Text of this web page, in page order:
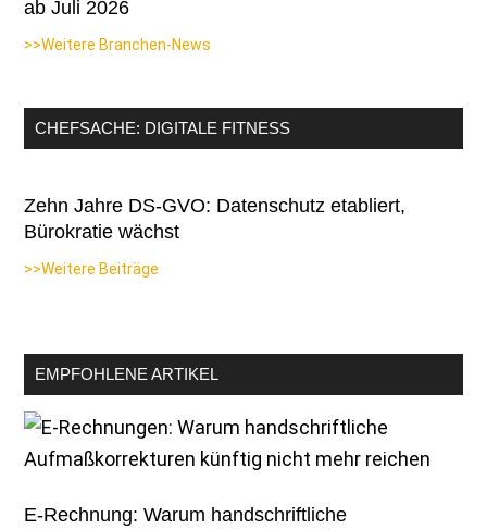
ab Juli 2026
>>Weitere Branchen-News
CHEFSACHE: DIGITALE FITNESS
Zehn Jahre DS-GVO: Datenschutz etabliert,
Bürokratie wächst
>>Weitere Beiträge
EMPFOHLENE ARTIKEL
E-Rechnung: Warum handschriftliche